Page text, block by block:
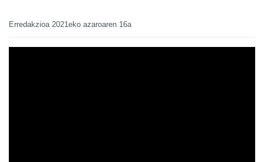
Erredakzioa 2021eko azaroaren 16a